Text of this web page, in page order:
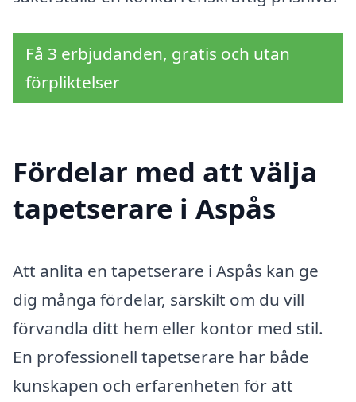
Få 3 erbjudanden, gratis och utan
förpliktelser
Fördelar med att välja
tapetserare i Aspås
Att anlita en tapetserare i Aspås kan ge
dig många fördelar, särskilt om du vill
förvandla ditt hem eller kontor med stil.
En professionell tapetserare har både
kunskapen och erfarenheten för att